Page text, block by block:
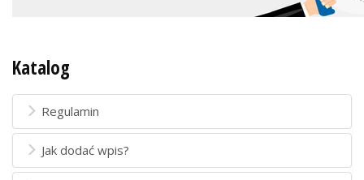
Katalog
Regulamin
Jak dodać wpis?